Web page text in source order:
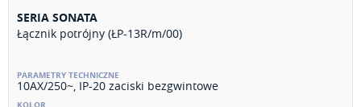
SERIA SONATA
Łącznik potrójny (ŁP-13R/m/00)
10AX/250~, IP-20 zaciski bezgwintowe